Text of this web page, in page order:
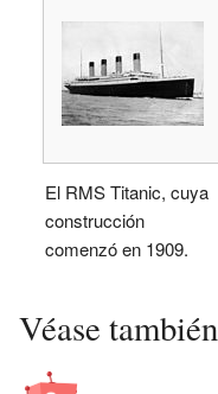
El RMS Titanic, cuya
construcción
comenzó en 1909.
Véase también